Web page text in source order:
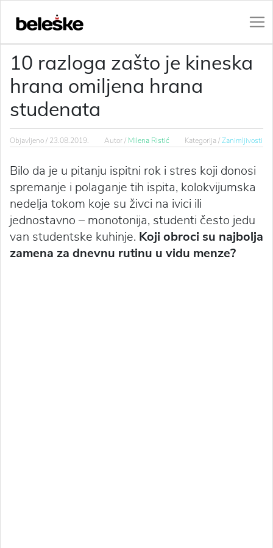
10 razloga zašto je kineska
hrana omiljena hrana
studenata
Objavljeno / 23.08.2019. Autor / Milena Ristić Kategorija /Zanimljivosti
Bilo da je u pitanju ispitni rok i stres koji donosi
spremanje i polaganje tih ispita, kolokvijumska
nedelja tokom koje su živci na ivici ili
jednostavno – monotonija, studenti često jedu
van studentske kuhinje. Koji obroci su najbolja
zamena za dnevnu rutinu u vidu menze?